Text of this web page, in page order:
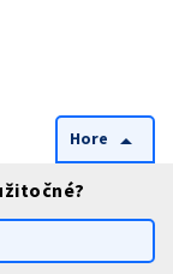
Hore arrow_drop_up